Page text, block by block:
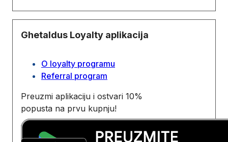
Ghetaldus Loyalty aplikacija
O loyalty programu
Referral program
Preuzmi aplikaciju i ostvari 10%
popusta na prvu kupnju!